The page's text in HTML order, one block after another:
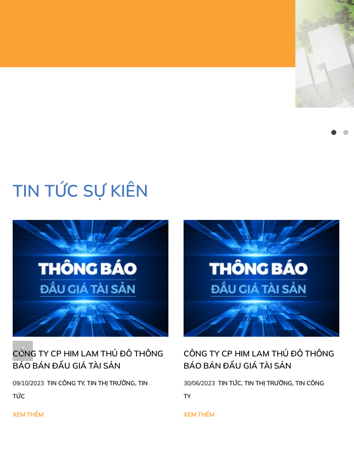
TIN TỨC SỰ KIÊN
CÔNG TY CP HIM LAM THỦ ĐÔ THÔNG
BÁO BÁN ĐẤU GIÁ TÀI SẢN
09/10/2023 TIN CÔNG TY, TIN THỊ TRƯỜNG, TIN
TỨC
XEM THÊM
CÔNG TY CP HIM LAM THỦ ĐÔ THÔNG
BÁO BÁN ĐẤU GIÁ TÀI SẢN
30/06/2023 TIN TỨC, TIN THỊ TRƯỜNG, TIN CÔNG
TY
XEM THÊM